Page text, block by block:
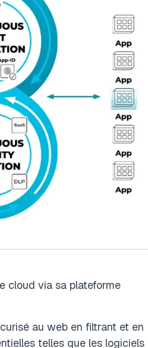
cloud via sa plateforme
au web en filtrant et en
telles que les logiciels